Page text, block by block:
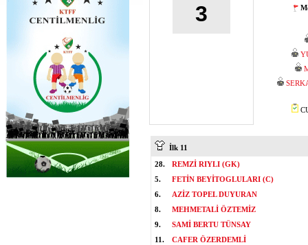
3
İlk 11
28.
REMZİ RIYLI (GK)
5.
FETİN BEYİTOGLULARI (C)
6.
AZİZ TOPEL DUYURAN
8.
MEHMETALİ ÖZTEMİZ
9.
SAMİ BERTU TÜNSAY
11.
CAFER ÖZERDEMLİ